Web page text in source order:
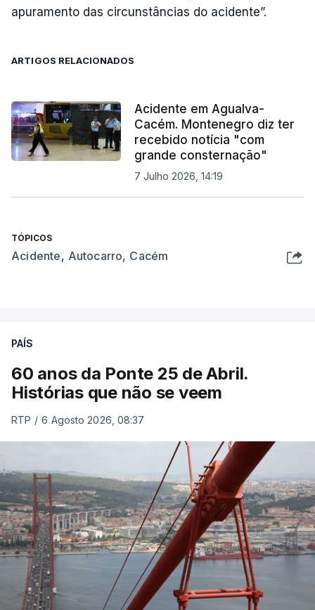
apuramento das circunstâncias do acidente”.
ARTIGOS RELACIONADOS
Acidente em Agualva-
Cacém. Montenegro diz ter
recebido notícia "com
grande consternação"
7 Julho 2026, 14:19
TÓPICOS
Acidente, Autocarro, Cacém
PAÍS
60 anos da Ponte 25 de Abril.
Histórias que não se veem
RTP / 6 Agosto 2026, 08:37